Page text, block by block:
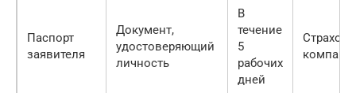
Паспорт
заявителя
Документ,
удостоверяющий
личность
В
течение
5
рабочих
дней